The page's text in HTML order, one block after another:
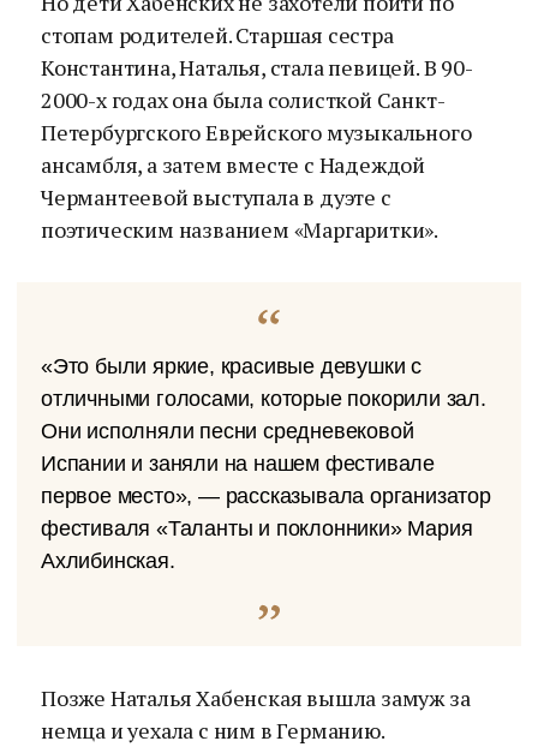
стопам родителей. Старшая сестра
Константина, Наталья, стала певицей. В 90-
2000-х годах она была солисткой Санкт-
Петербургского Еврейского музыкального
ансамбля, а затем вместе с Надеждой
Чермантеевой выступала в дуэте с
поэтическим названием «Маргаритки».
«Это были яркие, красивые девушки с
отличными голосами, которые покорили зал.
Они исполняли песни средневековой
Испании и заняли на нашем фестивале
первое место», — рассказывала организатор
фестиваля «Таланты и поклонники» Мария
Ахлибинская.
Позже Наталья Хабенская вышла замуж за
немца и уехала с ним в Германию.